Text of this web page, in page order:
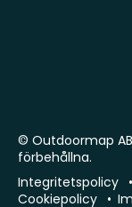
© Outdoormap
förbehållna.
Integritetspolicy
Cookiepolicy